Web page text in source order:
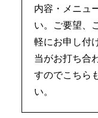
内容・メニュ
い。ご要望、
軽にお申し付
当がお打ち合
すのでこちら
い。